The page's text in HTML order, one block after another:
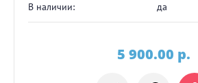
В наличии: да
5 900.00 p.